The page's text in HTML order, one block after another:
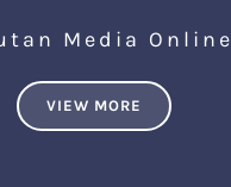
Media Online
VIEW MORE